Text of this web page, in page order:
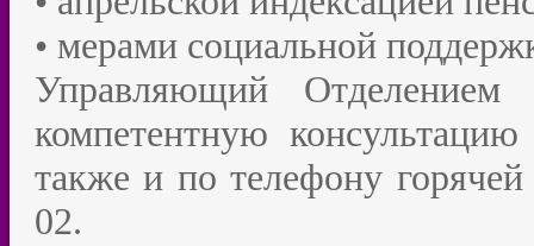
• мерами социальной
Управляющий
компетентную
также и по телефону
02.